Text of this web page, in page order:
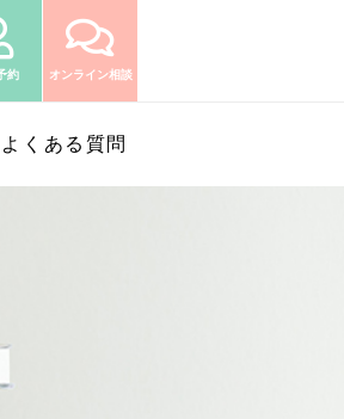
約 オンライン相談
よくある質問